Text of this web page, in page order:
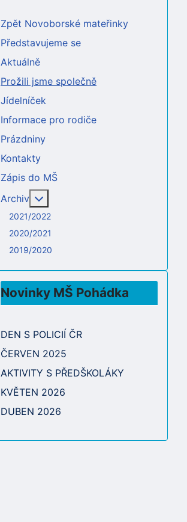
Zpět Novoborské mateřinky
Představujeme se
Aktuálně
Prožili jsme společně
Jídelníček
Informace pro rodiče
Prázdniny
Kontakty
Zápis do MŠ
Archiv
2021/2022
2020/2021
2019/2020
Novinky MŠ Pohádka
DEN S POLICIÍ ČR
ČERVEN 2025
AKTIVITY S PŘEDŠKOLÁKY
KVĚTEN 2026
DUBEN 2026